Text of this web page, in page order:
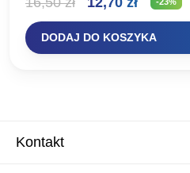
cena
wynosiła:
cena
wynosi:
DODAJ DO KOSZYKA
Kontakt